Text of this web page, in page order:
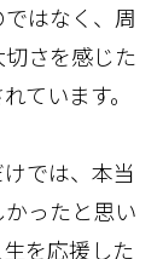
はなく、周
さを感じた
ています。
では、本当
ったと思い
を応援した